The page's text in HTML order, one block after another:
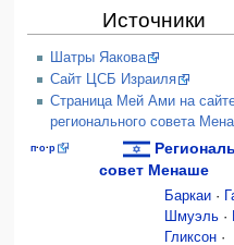
Источники
Шатры Яакова
Сайт ЦСБ Израиля
Страница Мей Ами на
регионального совета
п·о·р
совет Менаше
Баркаи ·
Шмуэль ·
Гликсон ·